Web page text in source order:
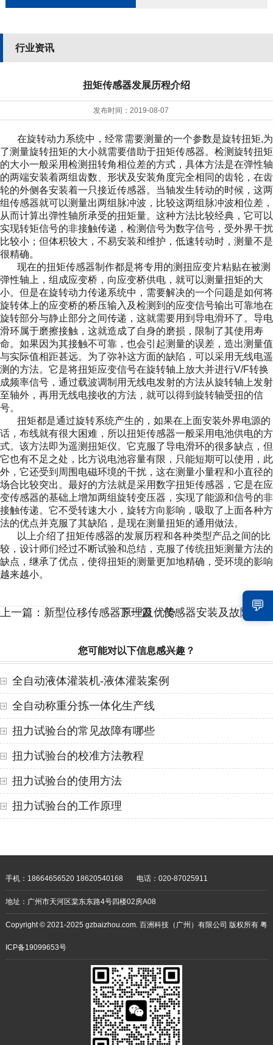
行业资讯
扭矩传感器发展历程介绍
发布时间： 2019-08-07
在旋转动力系统中，经常需要测量的一个参数是旋转扭矩,为
了测量旋转扭矩的大小就需要借助于扭矩传感器。检测旋转扭矩
的大小一般采用检测扭转角相位差的方式，具体方法是在弹性轴
的两端安装着两组齿数、形状及安装角度完全相同的齿轮，在齿
轮的外侧各安装着一只接近传感器。当轴发生转动的时候，这两
组传感器就可以测量出两组脉冲波，比较这两组脉冲波相位差，
从而计算出弹性轴所承受的扭矩量。这种方法比较经典，它可以
实现转矩信号的非接触传递，检测信号为数字信号，受外界干扰
比较小；但体积较大，不易安装和维护，低速转动时，测量不是
很精确。
现在的扭矩传感器制作都是将专用的测扭应变片粘贴在被测
弹性轴上，组成应变桥，向应变桥供电，就可以测量扭矩的大
小。但是在旋转动力传递系统中，需要解决的一个问题是如何将
旋转体上的应变桥的桥压输入及检测到的应变信号输出可靠地在
旋转部分与静止部分之间传递，这就需要用到导电滑环了。导电
滑环属于磨擦接触，这就造成了自身的磨损，限制了其使用寿
命。如果因为其接触不可靠，也会引起测量的误差，造出测量值
与实际值相距甚远。为了弥补这方面的缺陷，可以采用无线电遥
测的方法。它是将扭矩应变信号在旋转轴上放大并进行V/F转换
成频率信号，通过载波调制用无线电发射的方法从旋转轴上发射
至轴外，再用无线电接收的方法，就可以得到旋转轴受扭的信
号。
扭矩都是通过旋转系统产生的，如果在上面安装外界电源的
话，布线就有很大困难，所以扭矩传感器一般采用电池供电的方
式。该方法即为遥测扭矩仪。它克服了导电滑环的很多缺点，但
它也有不足之处，比方说电池容量有限，只能短期可以使用，此
外，它还受到周围电磁环境的干扰，这在测量小量程和小直径的
场合比较突出。最好的方法就是采用数字扭矩传感器，它是在应
变传感器的基础上增加两组旋转变压器，实现了能源和信号的非
接触传递。它不受转速大小，旋转方向影响，吸取了上面各种方
法的优点并克服了其缺陷，是现在测量扭矩的通用做法。
以上介绍了扭矩传感器的发展历程和各种类型产品之间的比
较，设计师们经过不断试验和总结，克服了传统扭矩测量方法的
缺点，继承了优点，使得扭矩的测量更加地精确，受环境的影响
越来越小。
上一篇：新型位移传感器原理及优势下一篇：传感器安装及故障处理
您可能对以下信息感兴趣？
全自动液体灌装机-液体灌装案例
全自动称重分拣一体化生产线
扭力试验台的常见故障有哪些
扭力试验台的校准方法教程
扭力试验台的使用方法
扭力试验台的工作原理
手机：18664656520 18620540168 电话：020-87025911
地址：广州市天河区棠东东路4号四楼02房A08
Copyright © 2021-2025 gzbaizhou.com. 百洲科技（广州）有限公司 版权所有 粤
ICP备19099653号
💬